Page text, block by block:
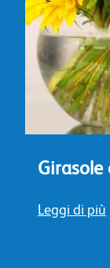
Girasole
Leggi di più